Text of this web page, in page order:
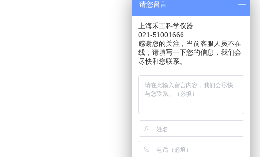
请您留言
上海禾工科学仪器
021-51001666
感谢您的关注，当前客服人员不在
线，请填写一下您的信息，我们会
尽快和您联系。